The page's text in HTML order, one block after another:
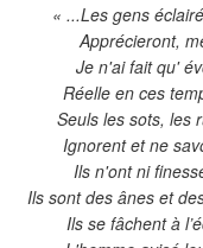
« ...Les gens
Apprécieront,
Je n'ai fait qu'
Réelle en ces
Seuls les sots, les
Ignorent et ne
Ils n'ont ni
Ils sont des ânes et
Ils se fâchent à